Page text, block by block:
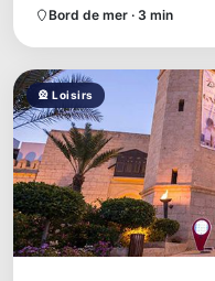
Bord de mer · 3 min
🎡 Loisirs